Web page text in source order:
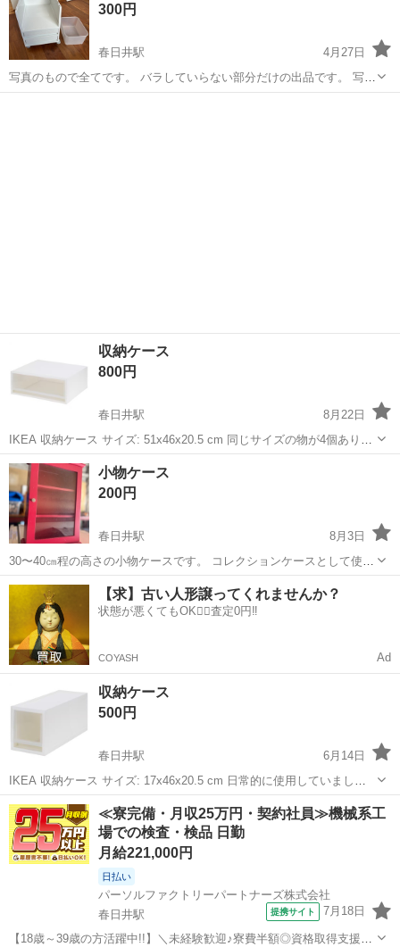
者、ペットは...
300円
春日井駅
4月27日
写真のもので全てです。 バラしていらない部分だけの出品です。 写真
のもので全てです。 サイズなど詳しいことはおこたえ出来ないので、
収納ケース
800円
春日井駅
8月22日
IKEA 収納ケース サイズ: 51x46x20.5 cm 同じサイズの物が4個ありま
す。1個¥1000。 まとめて購入していただく事も可能です。 日常的に
使用していました。割れやヒビ等ありません。変色もなく、綺麗な状
態で...
愛知 春日井市
小物ケース
200円
春日井駅
8月3日
30〜40㎝程の高さの小物ケースです。 コレクションケースとして使用
していましたが、 引っ越しの為、お譲りします。 まだまだキレイです
し、しっかり使えます‼︎
愛知 春日井市 春日井駅 収納家具 ケース
【求】古い人形譲ってくれませんか？
状態が悪くてもOK🙆‍♀️査定0円‼️
COYASH Ad
収納ケース
500円
春日井駅
6月14日
IKEA 収納ケース サイズ: 17x46x20.5 cm 日常的に使用していまし
た。割れやヒビ等ありません。変色もなく、綺麗な状態です。 #IKEA
#イケア #無印良品 #収納ケース #収納 #ケース #プラスチック...
愛知 春日井市 春日井駅 収納家具 ケース
≪寮完備・月収25万円・契約社員≫機械系工
場での検査・検品 日勤
月給221,000円
日払い
パーソルファクトリーパートナーズ株式会社
春日井駅
提携サイト 7月18日
【18歳～39歳の方活躍中!!】＼未経験歓迎♪寮費半額◎資格取得支援あ